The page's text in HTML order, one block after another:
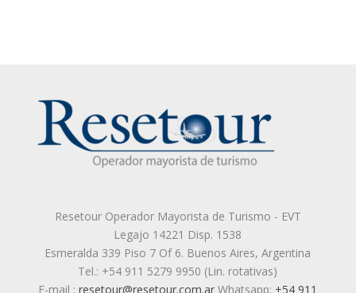
Resetour Operador Mayorista de Turismo - EVT
Legajo 14221 Disp. 1538
Esmeralda 339 Piso 7 Of 6. Buenos Aires, Argentina
Tel.: +54 911 5279 9950 (Lin. rotativas)
E-mail : resetour@resetour.com.ar Whatsapp: +54 911